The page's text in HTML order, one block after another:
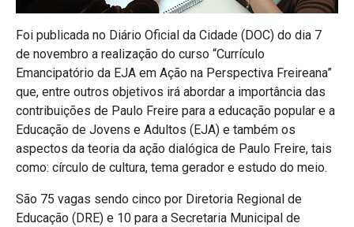
Foi publicada no Diário Oficial da Cidade (DOC) do dia 7
de novembro a realização do curso “Currículo
Emancipatório da EJA em Ação na Perspectiva Freireana”
que, entre outros objetivos irá abordar a importância das
contribuições de Paulo Freire para a educação popular e a
Educação de Jovens e Adultos (EJA) e também os
aspectos da teoria da ação dialógica de Paulo Freire, tais
como: círculo de cultura, tema gerador e estudo do meio.
São 75 vagas sendo cinco por Diretoria Regional de
Educação (DRE) e 10 para a Secretaria Municipal de